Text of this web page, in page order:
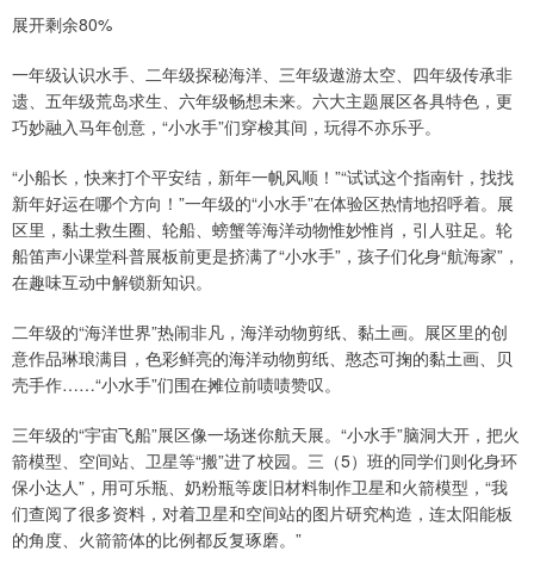
展开剩余80%
一年级认识水手、二年级探秘海洋、三年级遨游太空、四年级传承非
遗、五年级荒岛求生、六年级畅想未来。六大主题展区各具特色，更
巧妙融入马年创意，“小水手”们穿梭其间，玩得不亦乐乎。
“小船长，快来打个平安结，新年一帆风顺！”“试试这个指南针，找找
新年好运在哪个方向！”一年级的“小水手”在体验区热情地招呼着。展
区里，黏土救生圈、轮船、螃蟹等海洋动物惟妙惟肖，引人驻足。轮
船笛声小课堂科普展板前更是挤满了“小水手”，孩子们化身“航海家”，
在趣味互动中解锁新知识。
二年级的“海洋世界”热闹非凡，海洋动物剪纸、黏土画。展区里的创
意作品琳琅满目，色彩鲜亮的海洋动物剪纸、憨态可掬的黏土画、贝
壳手作……“小水手”们围在摊位前啧啧赞叹。
三年级的“宇宙飞船”展区像一场迷你航天展。“小水手”脑洞大开，把火
箭模型、空间站、卫星等“搬”进了校园。三（5）班的同学们则化身环
保小达人”，用可乐瓶、奶粉瓶等废旧材料制作卫星和火箭模型，“我
们查阅了很多资料，对着卫星和空间站的图片研究构造，连太阳能板
的角度、火箭箭体的比例都反复琢磨。”